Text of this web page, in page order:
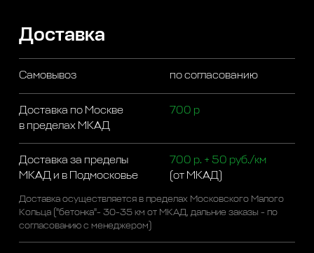
Доставка
Самовывоз по согласованию
Доставка по Москве
в пределах МКАД
700 р
Доставка за пределы
МКАД и в Подмосковье
700 р. + 50 руб./км
(от МКАД)
Доставка осуществляется в пределах Московского Малого
Кольца ("бетонка"- 30-35 км от МКАД, дальние заказы - по
согласованию с менеджером)